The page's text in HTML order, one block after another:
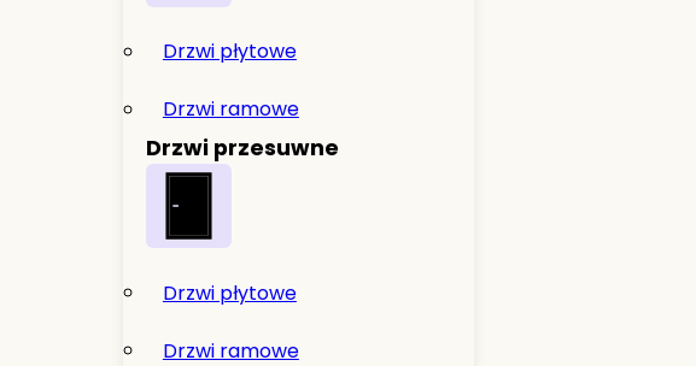
Drzwi płytowe
Drzwi ramowe
Drzwi przesuwne
Drzwi płytowe
Drzwi ramowe